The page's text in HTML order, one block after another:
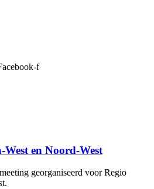
f
en Noord-West
georganiseerd voor Regio